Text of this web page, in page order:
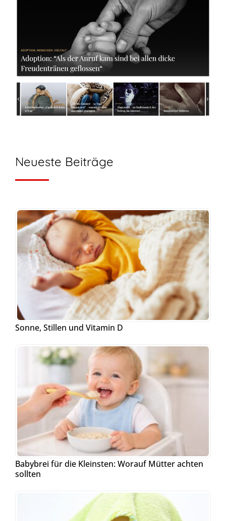
Neueste Beiträge
Sonne, Stillen und Vitamin D
Babybrei für die Kleinsten: Worauf Mütter achten
sollten